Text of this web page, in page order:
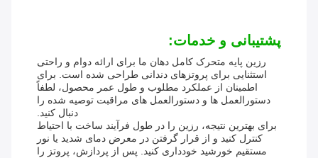
پشتیبانی و خدمات:
رزین پایه متحرک کامل دهان ما برای ارائه دوام و راحتی
استثنایی برای پروتزهای دندانی طراحی شده است. برای
اطمینان از عملکرد مطلوب و طول عمر محصول، لطفاً
دستورالعمل ها و دستورالعمل های مراقبت توصیه شده را
دنبال کنید.
برای بهترین نتیجه، رزین را در طول فرآیند ساخت با احتیاط
کنترل کنید و از قرار گرفتن در معرض دمای شدید یا نور
مستقیم خورشید خودداری کنید. پس از پردازش، پروتز را